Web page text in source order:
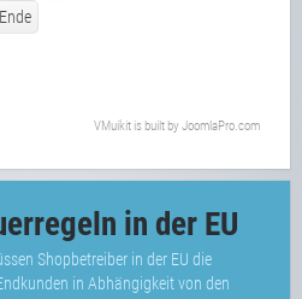
Ende
VMuikit is built by JoomlaPro.com
in der EU
Shopbetreiber in der EU die
in Abhängigkeit von den